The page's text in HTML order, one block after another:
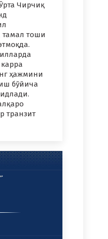
Чирчиқ
тамал тоши
ҳажмини
бўйича
транзит